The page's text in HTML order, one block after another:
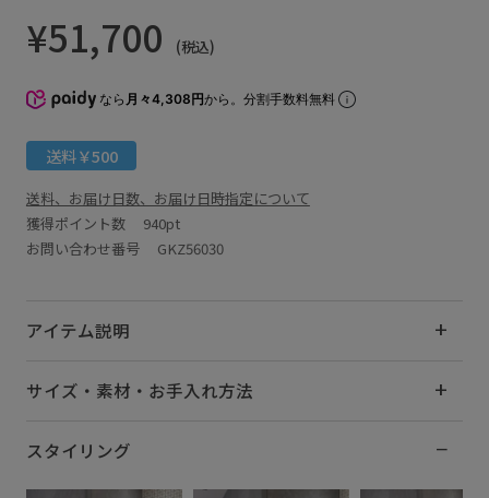
¥51,700 (税込)
なら 月々4,308円から。分割手数料無料
送料￥500
送料、お届け日数、お届け日時指定について
獲得ポイント数 940pt
お問い合わせ番号 GKZ56030
アイテム説明
サイズ・素材・お手入れ方法
スタイリング